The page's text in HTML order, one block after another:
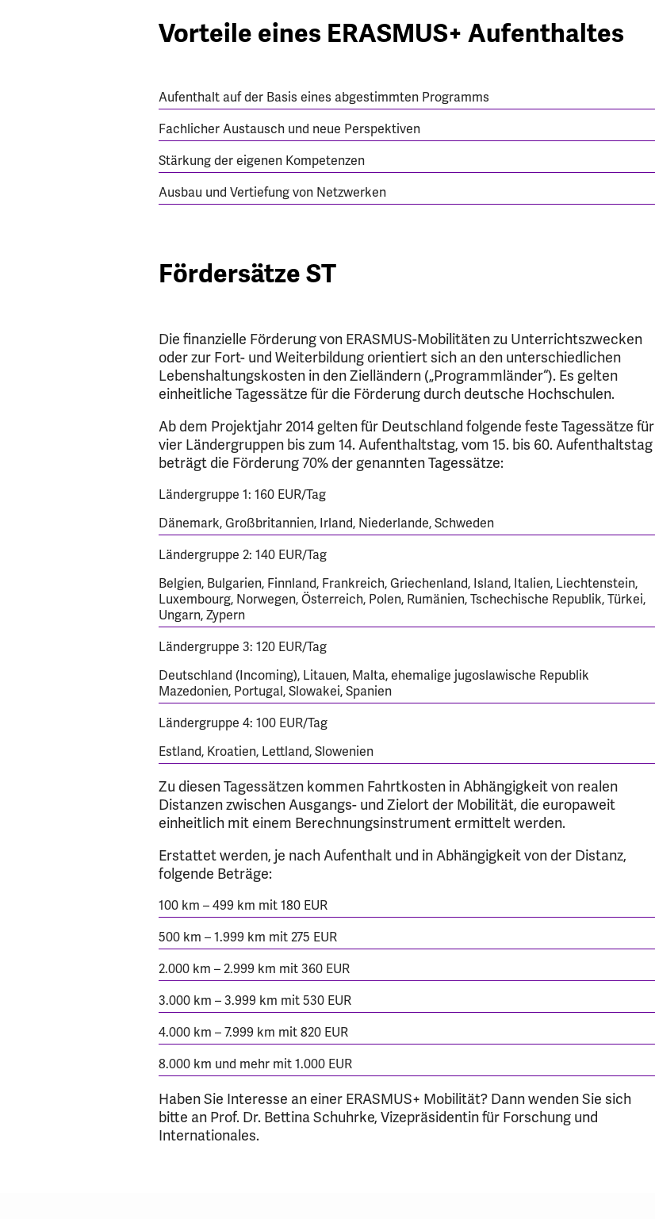
Vorteile eines ERASMUS+ Aufenthaltes
Aufenthalt auf der Basis eines abgestimmten Programms
Fachlicher Austausch und neue Perspektiven
Stärkung der eigenen Kompetenzen
Ausbau und Vertiefung von Netzwerken
Fördersätze ST
Die finanzielle Förderung von ERASMUS-Mobilitäten zu Unterrichtszwecken
oder zur Fort- und Weiterbildung orientiert sich an den unterschiedlichen
Lebenshaltungskosten in den Zielländern („Programmländer“). Es gelten
einheitliche Tagessätze für die Förderung durch deutsche Hochschulen.
Ab dem Projektjahr 2014 gelten für Deutschland folgende feste Tagessätze für
vier Ländergruppen bis zum 14. Aufenthaltstag, vom 15. bis 60. Aufenthaltstag
beträgt die Förderung 70% der genannten Tagessätze:
Ländergruppe 1: 160 EUR/Tag
Dänemark, Großbritannien, Irland, Niederlande, Schweden
Ländergruppe 2: 140 EUR/Tag
Belgien, Bulgarien, Finnland, Frankreich, Griechenland, Island, Italien, Liechtenstein,
Luxembourg, Norwegen, Österreich, Polen, Rumänien, Tschechische Republik, Türkei,
Ungarn, Zypern
Ländergruppe 3: 120 EUR/Tag
Deutschland (Incoming), Litauen, Malta, ehemalige jugoslawische Republik
Mazedonien, Portugal, Slowakei, Spanien
Ländergruppe 4: 100 EUR/Tag
Estland, Kroatien, Lettland, Slowenien
Zu diesen Tagessätzen kommen Fahrtkosten in Abhängigkeit von realen
Distanzen zwischen Ausgangs- und Zielort der Mobilität, die europaweit
einheitlich mit einem Berechnungsinstrument ermittelt werden.
Erstattet werden, je nach Aufenthalt und in Abhängigkeit von der Distanz,
folgende Beträge:
100 km – 499 km mit 180 EUR
500 km – 1.999 km mit 275 EUR
2.000 km – 2.999 km mit 360 EUR
3.000 km – 3.999 km mit 530 EUR
4.000 km – 7.999 km mit 820 EUR
8.000 km und mehr mit 1.000 EUR
Haben Sie Interesse an einer ERASMUS+ Mobilität? Dann wenden Sie sich
bitte an Prof. Dr. Bettina Schuhrke, Vizepräsidentin für Forschung und
Internationales.